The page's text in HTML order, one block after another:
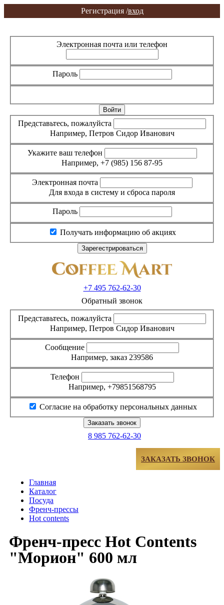
Регистрация /вход
Электронная почта или телефон
Пароль
Представьтесь, пожалуйста
Например, Петров Сидор Иванович
Укажите ваш телефон
Например, +7 (985) 156 87-95
Электронная почта
Для входа в систему и сброса пароля
Пароль
Получать информацию об акциях
+7 495762-62-30
Обратный звонок
Представьтесь, пожалуйста
Например, Петров Сидор Иванович
Сообщение
Например, заказ 239586
Телефон
Например, +79851568795
Согласие на обработку персональных данных
8 985 762-62-30
ЗАКАЗАТЬ ЗВОНОК
Главная
Каталог
Посуда
Френч-прессы
Hot contents
Френч-пресс Hot Contents
"Морион" 600 мл